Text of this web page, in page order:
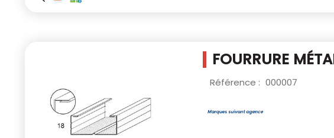
FOURRURE
Référence : 000007